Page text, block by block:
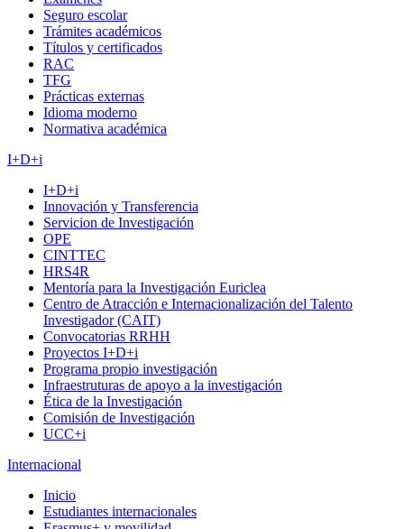
Seguro escolar
Trámites académicos
Títulos y certificados
RAC
TFG
Prácticas externas
Idioma moderno
Normativa académica
I+D+i
I+D+i
Innovación y Transferencia
Servicion de Investigación
OPE
CINTTEC
HRS4R
Mentoría para la Investigación Euriclea
Centro de Atracción e Internacionalización del Talento
Investigador (CAIT)
Convocatorias RRHH
Proyectos I+D+i
Programa propio investigación
Infraestruturas de apoyo a la investigación
Ética de la Investigación
Comisión de Investigación
UCC+i
Internacional
Inicio
Estudiantes internacionales